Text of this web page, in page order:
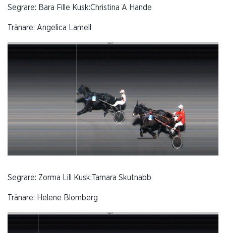
Segrare: Bara Fille Kusk:Christina A Hande
Tränare: Angelica Lamell
Segrare: Zorma Lill Kusk:Tamara Skutnabb
Tränare: Helene Blomberg